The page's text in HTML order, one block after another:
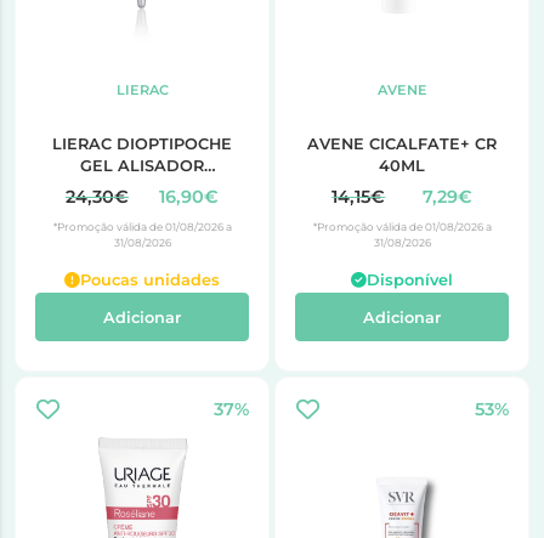
LIERAC
LIERAC DIOPTIPOCHE
GEL ALISADOR
CORRETOR DE PAPOS 15
24,30€ 16,90€
*Promoção válida de 01/08/2026 a
31/08/2026
Poucas unidades
Adicionar
AVENE
AVENE CICALFATE+ CR
40ML
14,15€ 7,29€
*Promoção válida de 01/08/2026 a
31/08/2026
Disponível
Adicionar
37% 53%